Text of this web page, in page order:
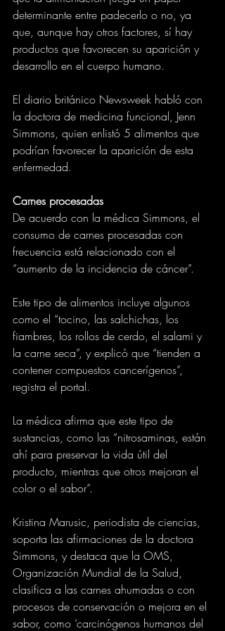
determinante entre padecerlo o no, ya
que, aunque hay otros factores, sí hay
productos que favorecen su aparición y
desarrollo en el cuerpo humano.
El diario británico Newsweek habló con
la doctora de medicina funcional, Jenn
Simmons, quien enlistó 5 alimentos que
podrían favorecer la aparición de esta
enfermedad.
Carnes procesadas
De acuerdo con la médica Simmons, el
consumo de carnes procesadas con
frecuencia está relacionado con el
“aumento de la incidencia de cáncer”.
Este tipo de alimentos incluye algunos
como el “tocino, las salchichas, los
fiambres, los rollos de cerdo, el salami y
la carne seca”, y explicó que “tienden a
contener compuestos cancerígenos”,
registra el portal.
La médica afirma que este tipo de
sustancias, como las “nitrosaminas, están
ahí para preservar la vida útil del
producto, mientras que otros mejoran el
color o el sabor”.
Kristina Marusic, periodista de ciencias,
soporta las afirmaciones de la doctora
Simmons, y destaca que la OMS,
Organización Mundial de la Salud,
clasifica a las carnes ahumadas o con
procesos de conservación o mejora en el
sabor, como ‘carcinógenos humanos del